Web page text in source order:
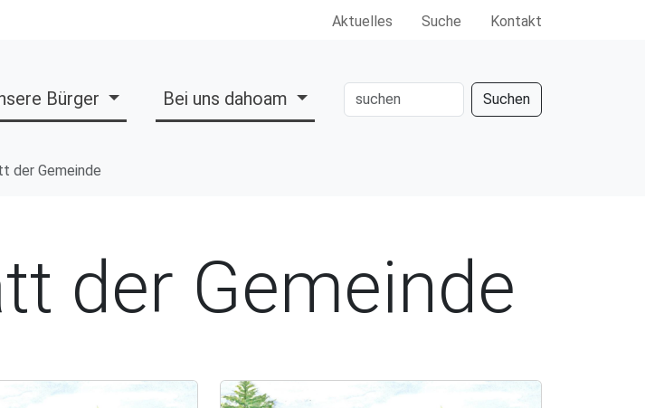
Aktuelles Suche Kontakt
Bürger Bei uns dahoam Suchen
der Gemeinde
der Gemeinde